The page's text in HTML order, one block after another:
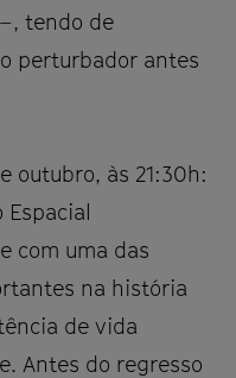
tendo de
perturbador antes
outubro, às 21:30h:
Espacial
com uma das
na história
de vida
Antes do regresso